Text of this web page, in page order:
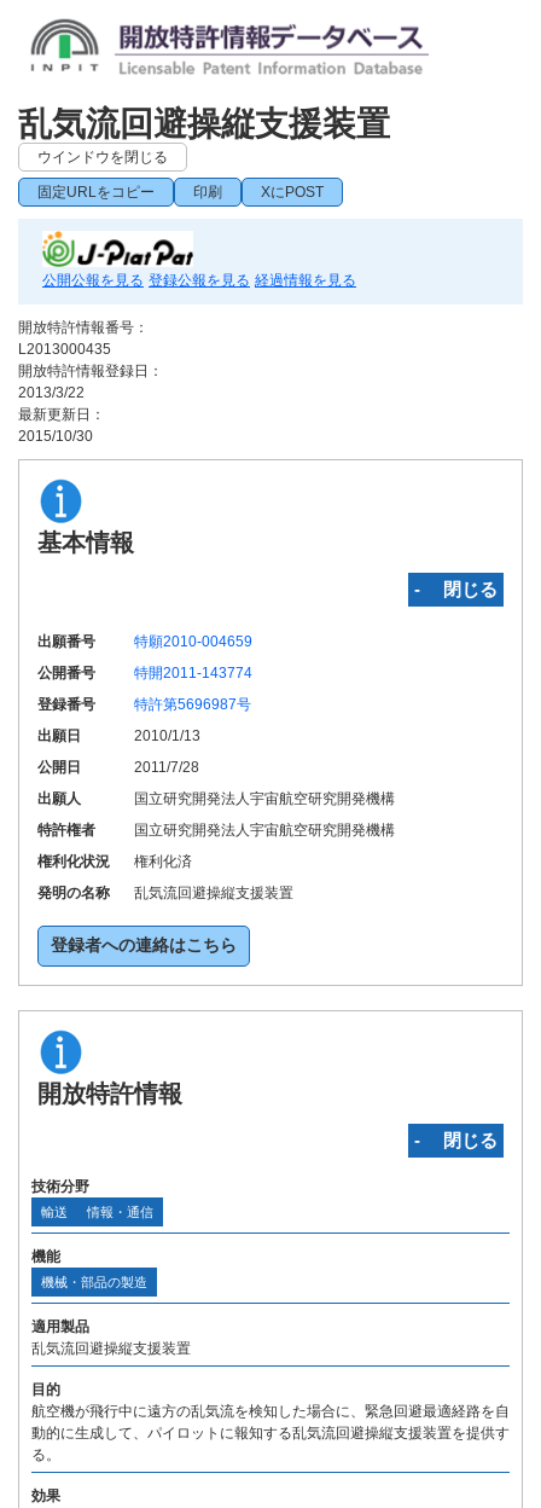
乱気流回避操縦支援装置
ウインドウを閉じる
固定URLをコピー 印刷 XにPOST
公開公報を見る 登録公報を見る 経過情報を見る
開放特許情報番号：
L2013000435
開放特許情報登録日：
2013/3/22
最新更新日：
2015/10/30
基本情報
‐ 閉じる
出願番号
特願2010-004659
公開番号
特開2011-143774
登録番号
特許第5696987号
出願日
2010/1/13
公開日
2011/7/28
出願人
国立研究開発法人宇宙航空研究開発機構
特許権者
国立研究開発法人宇宙航空研究開発機構
権利化状況
権利化済
発明の名称
乱気流回避操縦支援装置
登録者への連絡はこちら
開放特許情報
‐ 閉じる
技術分野
輸送 情報・通信
機能
機械・部品の製造
適用製品
乱気流回避操縦支援装置
目的
航空機が飛行中に遠方の乱気流を検知した場合に、緊急回避最適経路を自
動的に生成して、パイロットに報知する乱気流回避操縦支援装置を提供す
る。
効果